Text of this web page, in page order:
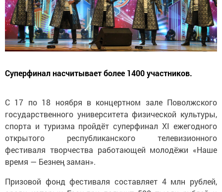
Суперфинал насчитывает более 1400 участников.
С 17 по 18 ноября в концертном зале Поволжского
государственного университета физической культуры,
спорта и туризма пройдёт суперфинал XI ежегодного
открытого республиканского телевизионного
фестиваля творчества работающей молодёжи «Наше
время — Безнең заман».
Призовой фонд фестиваля составляет 4 млн рублей,